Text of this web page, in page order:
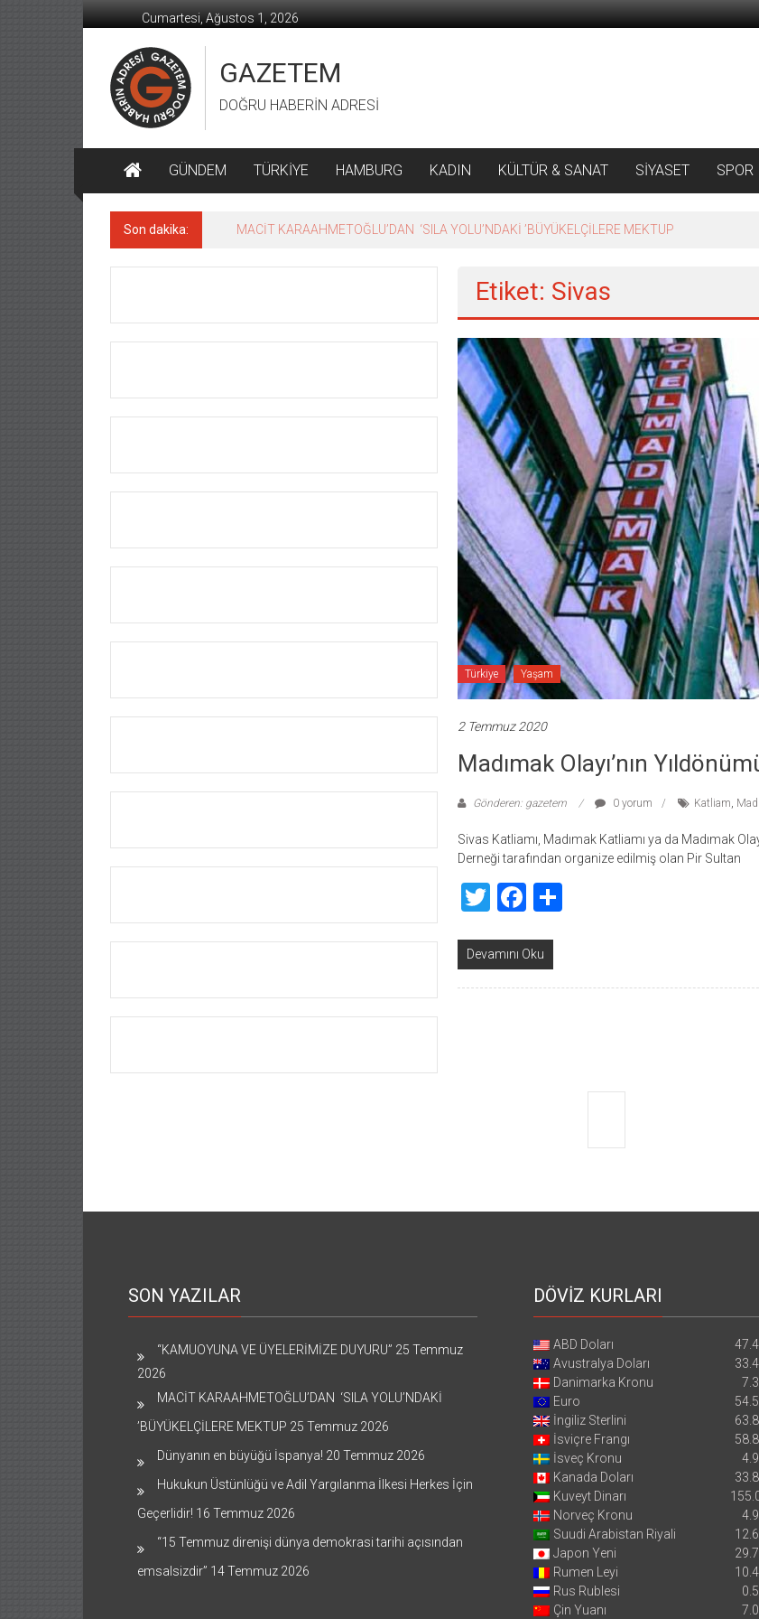
geç
Cumartesi, Ağustos 1, 2026
GAZETEM
DOĞRU HABERİN ADRESİ
GÜNDEM TÜRKİYE HAMBURG KADIN KÜLTÜR & SANAT SİYASET SPOR
Son dakika: MACİT KARAAHMETOĞLU’DAN ‘SILA YOLU’NDAKİ ’BÜYÜKELÇİLERE MEKTUP
Etiket: Sivas
Türkiye Yaşam
2 Temmuz 2020
Madımak Olayı’nın
Gönderen: gazetem 0 yorum Katliam,
Sivas Katliamı, Madımak Katliamı ya da Madımak
Derneği tarafından organize edilmiş olan Pir Sultan
TwitterFacebook
Devamını Oku
SON YAZILAR
“KAMUOYUNA VE ÜYELERİMİZE DUYURU” 25 Temmuz
2026
MACİT KARAAHMETOĞLU’DAN ‘SILA YOLU’NDAKİ
’BÜYÜKELÇİLERE MEKTUP 25 Temmuz 2026
Dünyanın en büyüğü İspanya! 20 Temmuz 2026
Hukukun Üstünlüğü ve Adil Yargılanma İlkesi Herkes İçin
Geçerlidir! 16 Temmuz 2026
“15 Temmuz direnişi dünya demokrasi tarihi açısından
emsalsizdir” 14 Temmuz 2026
DÖVİZ KURLARI
ABD Doları
Avustralya Doları
Danimarka Kronu
Euro
İngiliz Sterlini
İsviçre Frangı
İsveç Kronu
Kanada Doları
Kuveyt Dinarı
Norveç Kronu
Suudi Arabistan Riyali
Japon Yeni
Rumen Leyi
Rus Rublesi
Çin Yuanı